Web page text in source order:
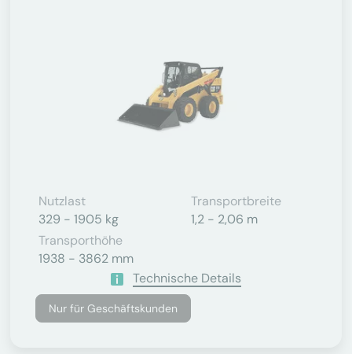
Nutzlast
329 - 1905 kg
Transportbreite
1,2 - 2,06 m
Transporthöhe
1938 - 3862 mm
Technische Details
Nur für Geschäftskunden